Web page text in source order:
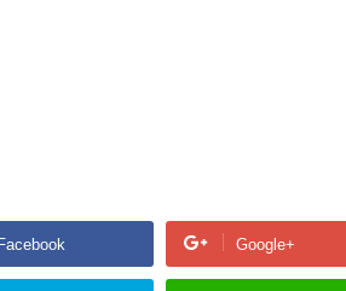
Google+